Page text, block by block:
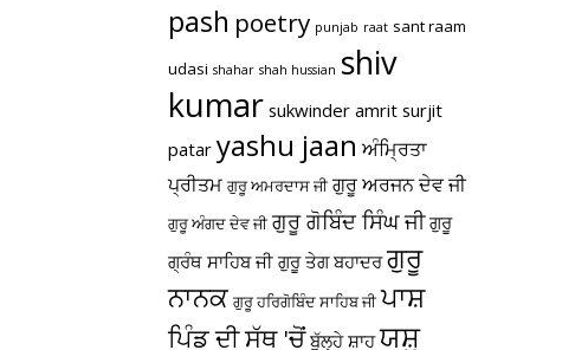
pash poetry punjab raat sant raam
udasi shahar shah hussian shiv
kumar sukwinder amrit surjit
patar yashu jaan ਅੰਮ੍ਰਿਤਾ
ਪ੍ਰੀਤਮ ਗੁਰੂ ਅਮਰਦਾਸ ਜੀ ਗੁਰੂ ਅਰਜਨ ਦੇਵ ਜੀ
ਗੁਰੂ ਅੰਗਦ ਦੇਵ ਜੀ ਗੁਰੂ ਗੋਬਿੰਦ ਸਿੰਘ ਜੀ ਗੁਰੂ
ਗ੍ਰੰਥ ਸਾਹਿਬ ਜੀ ਗੁਰੂ ਤੇਗ ਬਹਾਦਰ ਗੁਰੂ
ਨਾਨਕ ਗੁਰੂ ਹਰਿਗੋਬਿੰਦ ਸਾਹਿਬ ਜੀ ਪਾਸ਼
ਪਿੰਡ ਦੀ ਸੱਥ 'ਚੋਂ ਬੁੱਲ੍ਹੇ ਸ਼ਾਹ ਯਸ਼ੂ